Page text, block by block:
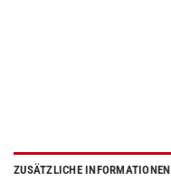
ZUSÄTZLICHE INFORMATIONEN